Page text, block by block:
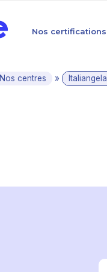
Nos certifications
Nos centres » Italiangela